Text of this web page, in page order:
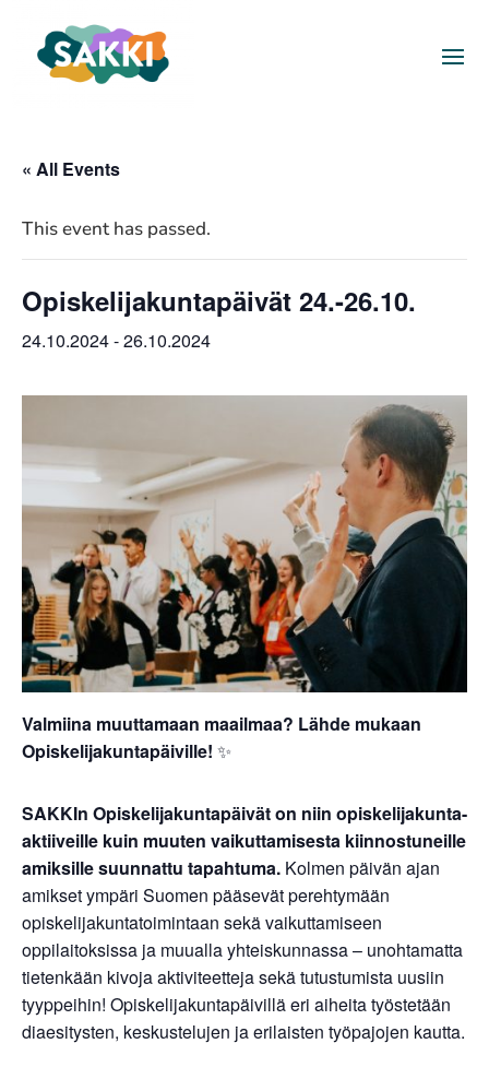
« All Events
This event has passed.
Opiskelijakuntapäivät 24.-26.10.
24.10.2024-26.10.2024
Valmiina muuttamaan maailmaa? Lähde mukaan
Opiskelijakuntapäiville! ✨
SAKKIn Opiskelijakuntapäivät on niin opiskelijakunta-
aktiiveille kuin muuten vaikuttamisesta kiinnostuneille
amiksille suunnattu tapahtuma. Kolmen päivän ajan
amikset ympäri Suomen pääsevät perehtymään
opiskelijakuntatoimintaan sekä vaikuttamiseen
oppilaitoksissa ja muualla yhteiskunnassa – unohtamatta
tietenkään kivoja aktiviteetteja sekä tutustumista uusiin
tyyppeihin! Opiskelijakuntapäivillä eri aiheita työstetään
diaesitysten, keskustelujen ja erilaisten työpajojen kautta.